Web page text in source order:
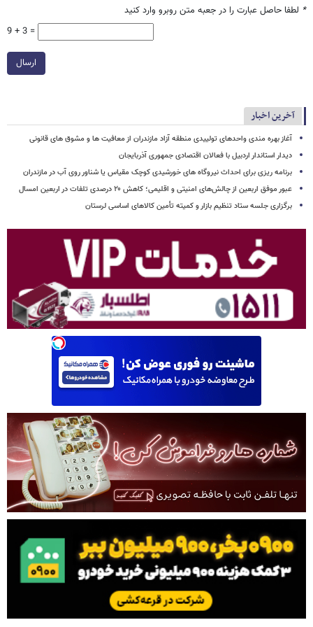
* لطفا حاصل عبارت را در جعبه متن روبرو وارد کنید
9 + 3 =
ارسال
آخرین اخبار
آغاز بهره مندی واحدهای تولییدی منطقه آزاد مازندران از معافیت ها و مشوق های قانونی
دیدار استاندار اردبیل با فعالان اقتصادی جمهوری آذربایجان
برنامه ریزی برای احداث نیروگاه های خورشیدی کوچک مقیاس یا شناور روی آب در مازندران
عبور موفق اربعین از چالش‌های امنیتی و اقلیمی؛ کاهش ۲۰ درصدی تلفات در اربعین امسال
برگزاری جلسه ستاد تنظیم بازار و کمیته تأمین کالاهای اساسی لرستان